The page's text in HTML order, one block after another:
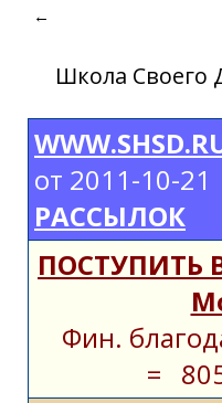
←
Школа Своего
от 2011-10-21
РАССЫЛОК
ПОСТУПИТЬ
Фин.
=